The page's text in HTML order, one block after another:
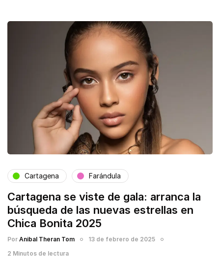
Cartagena Farándula
Cartagena se viste de gala: arranca la
búsqueda de las nuevas estrellas en
Chica Bonita 2025
Por Anibal Theran Tom
13 de febrero de 2025
2 Minutos de lectura